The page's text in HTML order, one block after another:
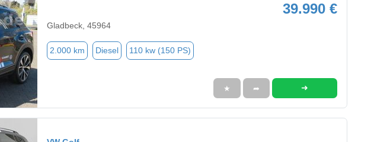
39.990 €
Gladbeck, 45964
2.000 km Diesel 110 kw (150 PS)
★ ➦ ➜